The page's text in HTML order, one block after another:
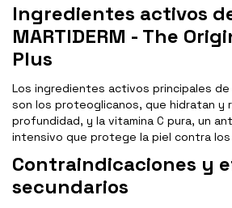
Ingredientes activos
MARTIDERM - The
Plus
Los ingredientes activos principales
son los proteoglicanos, que hidratan y
profundidad, y la vitamina C pura, un
intensivo que protege la piel contra los
Contraindicaciones y
secundarios